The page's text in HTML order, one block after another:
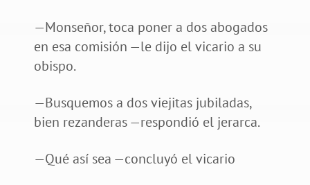
—Monseñor, toca poner a dos abogados
en esa comisión —le dijo el vicario a su
obispo.
—Busquemos a dos viejitas jubiladas,
bien rezanderas —respondió el jerarca.
—Qué así sea —concluyó el vicario